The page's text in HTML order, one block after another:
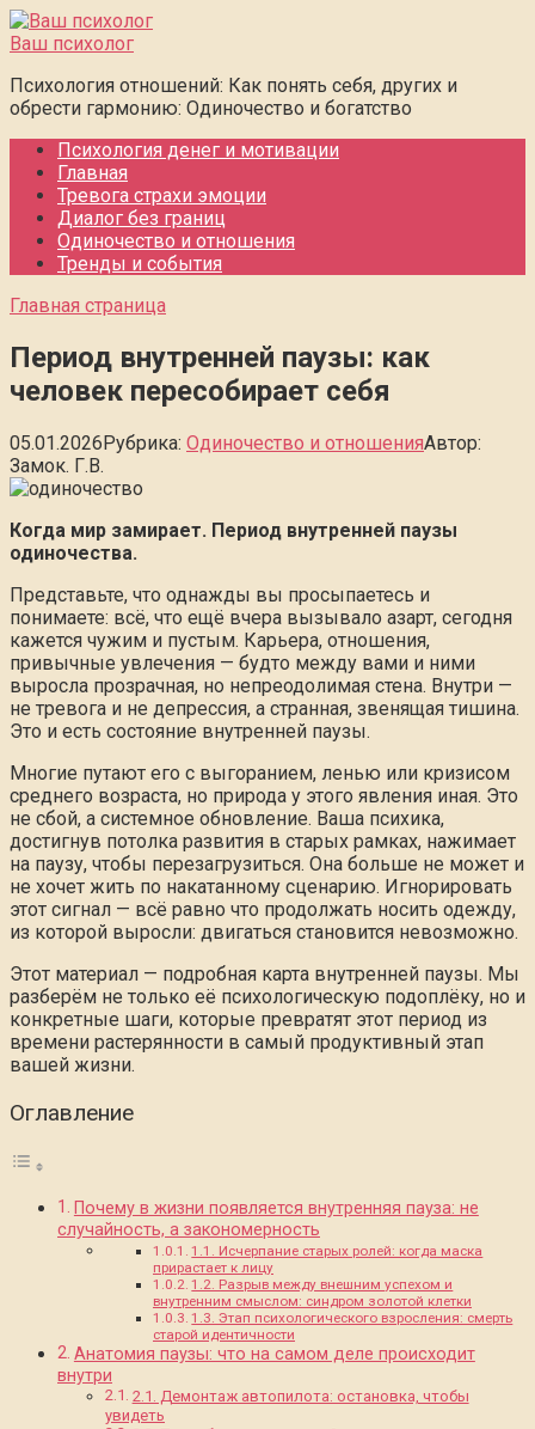
Перейти
к
Ваш психолог
Психология отношений: Как понять себя, других и
обрести гармонию: Одиночество и богатство
Психология денег и мотивации
Главная
Тревога страхи эмоции
Диалог без границ
Одиночество и отношения
Тренды и события
Главная страница
Период внутренней паузы: как
человек пересобирает себя
05.01.2026Рубрика: Одиночество и отношенияАвтор:
Замок. Г.В.
Когда мир замирает. Период внутренней паузы
одиночества.
Представьте, что однажды вы просыпаетесь и
понимаете: всё, что ещё вчера вызывало азарт, сегодня
кажется чужим и пустым. Карьера, отношения,
привычные увлечения — будто между вами и ними
выросла прозрачная, но непреодолимая стена. Внутри —
не тревога и не депрессия, а странная, звенящая тишина.
Это и есть состояние внутренней паузы.
Многие путают его с выгоранием, ленью или кризисом
среднего возраста, но природа у этого явления иная. Это
не сбой, а системное обновление. Ваша психика,
достигнув потолка развития в старых рамках, нажимает
на паузу, чтобы перезагрузиться. Она больше не может и
не хочет жить по накатанному сценарию. Игнорировать
этот сигнал — всё равно что продолжать носить одежду,
из которой выросли: двигаться становится невозможно.
Этот материал — подробная карта внутренней паузы. Мы
разберём не только её психологическую подоплёку, но и
конкретные шаги, которые превратят этот период из
времени растерянности в самый продуктивный этап
вашей жизни.
Оглавление
Почему в жизни появляется внутренняя пауза: не
случайность, а закономерность
1.1. Исчерпание старых ролей: когда маска
прирастает к лицу
1.2. Разрыв между внешним успехом и
внутренним смыслом: синдром золотой клетки
1.3. Этап психологического взросления: смерть
старой идентичности
Анатомия паузы: что на самом деле происходит
внутри
2.1. Демонтаж автопилота: остановка, чтобы
увидеть